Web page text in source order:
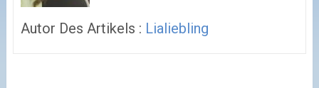
Autor Des Artikels : Lialiebling